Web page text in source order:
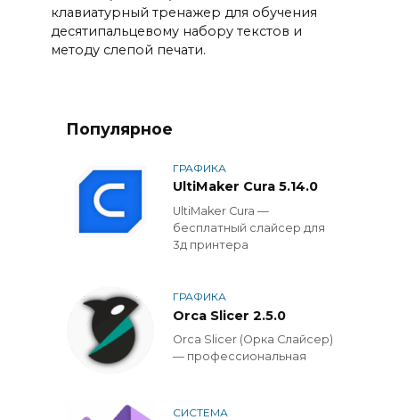
клавиатурный тренажер для обучения
десятипальцевому набору текстов и
методу слепой печати.
Популярное
ГРАФИКА
UltiMaker Cura 5.14.0
UltiMaker Cura —
бесплатный слайсер для
3д принтера
ГРАФИКА
Orca Slicer 2.5.0
Orca Slicer (Орка Слайсер)
— профессиональная
СИСТЕМА